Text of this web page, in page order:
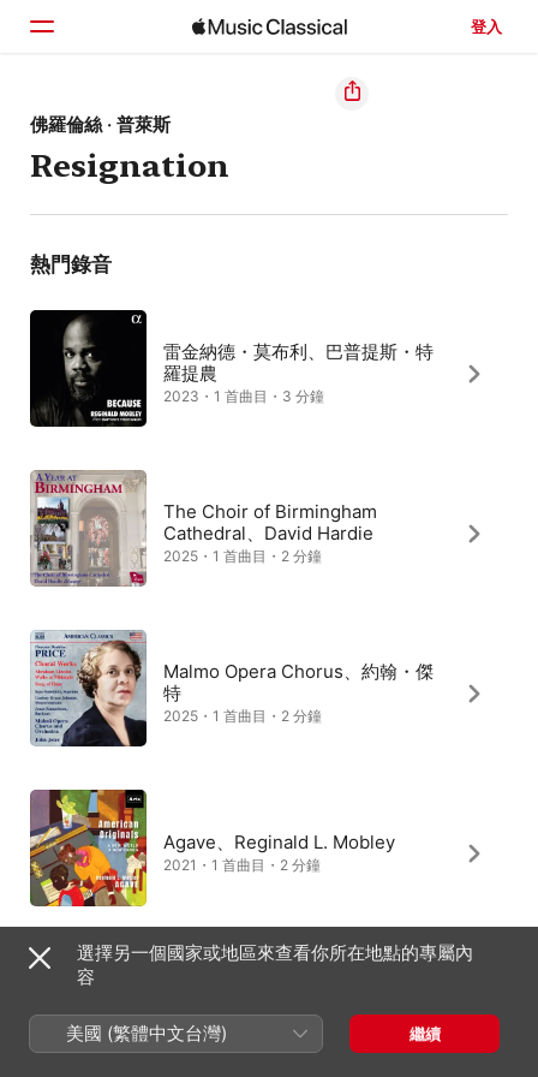
登入
首頁
瀏覽
搜尋
佛羅倫絲 · 普萊斯
Resignation
熱門錄音
雷金納德・莫布利、巴普提斯・特
羅提農
2023・1 首曲目・3 分鐘
The Choir of Birmingham
Cathedral、David Hardie
2025・1 首曲目・2 分鐘
Malmo Opera Chorus、約翰・傑
特
2025・1 首曲目・2 分鐘
Agave、Reginald L. Mobley
2021・1 首曲目・2 分鐘
English (UK)
選擇另一個國家或地區來查看你所在地點的專屬內
容
美國 (繁體中文台灣) 繼續